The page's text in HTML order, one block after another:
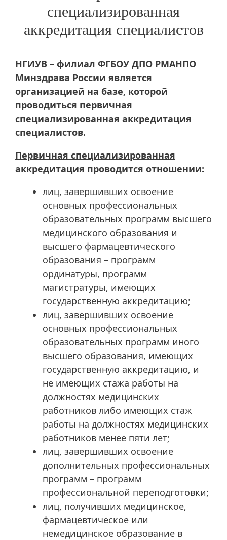
специализированная
аккредитация специалистов
НГИУВ – филиал ФГБОУ ДПО РМАНПО
Минздрава России является
организацией на базе, которой
проводиться первичная
специализированная аккредитация
специалистов.
Первичная специализированная
аккредитация проводится отношении:
лиц, завершивших освоение
основных профессиональных
образовательных программ высшего
медицинского образования и
высшего фармацевтического
образования – программ
ординатуры, программ
магистратуры, имеющих
государственную аккредитацию;
лиц, завершивших освоение
основных профессиональных
образовательных программ иного
высшего образования, имеющих
государственную аккредитацию, и
не имеющих стажа работы на
должностях медицинских
работников либо имеющих стаж
работы на должностях медицинских
работников менее пяти лет;
лиц, завершивших освоение
дополнительных профессиональных
программ – программ
профессиональной переподготовки;
лиц, получивших медицинское,
фармацевтическое или
немедицинское образование в